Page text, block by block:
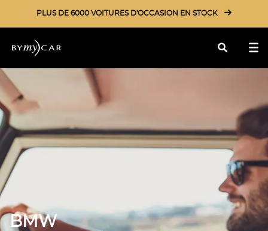
PLUS DE 6000 VOITURES D'OCCASION EN STOCK
BMW